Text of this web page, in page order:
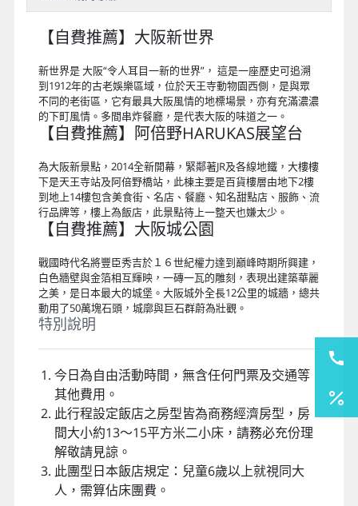
【自費推薦】大阪新世界
新世界是 大阪“令人耳目一新的世界”， 這是一座歷史可追溯
到1912年的古老娛樂區域，位於天王寺動物園西側，是與眾
不同的老街區，它有最具大阪風情的地標場景，亦有充滿濃濃
的下町風情。多間串炸餐廳，是代表大阪的味道之一。
【自費推薦】阿倍野HARUKAS展望台
為大阪新景點，2014全新開幕，緊鄰著JR及各線地鐵，大樓樓
下是天王寺站及阿倍野橋站，此棟主要是百貨樓層由地下2樓
到地上14樓包含美食街、名店、餐廳、知名甜點店、服飾、流
行品牌等，樓上為飯店，此景點待上一整天也嫌太少。
【自費推薦】大阪城公園
戰國時代名將豐臣秀吉於１６世紀權力達到巔峰時期所興建，
白色牆壁與金箔相互輝映，一磚一瓦的雕刻，表現出建築華麗
之美，是日本最大的城堡。大阪城外全長12公里的城牆，總共
動用了50萬塊石頭，城廓與巨石群蔚為壯觀。
特別說明
今日為自由活動時間，無含任何門票及交通等
其他費用。
此行程設定飯店之房型皆為商務經濟房型，房
間大小約13～15平方米二小床，請務必充份理
解敬請見諒。
此團型日本飯店規定：兒童6歲以上就視同大
人，需算佔床團費。